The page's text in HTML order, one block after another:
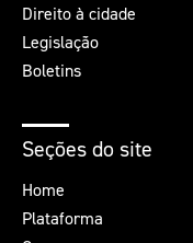
Direito à cidade
Legislação
Boletins
Seções do site
Home
Plataforma